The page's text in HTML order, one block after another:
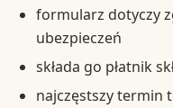
formularz dotyczy
ubezpieczeń
składa go płatnik
najczęstszy termin